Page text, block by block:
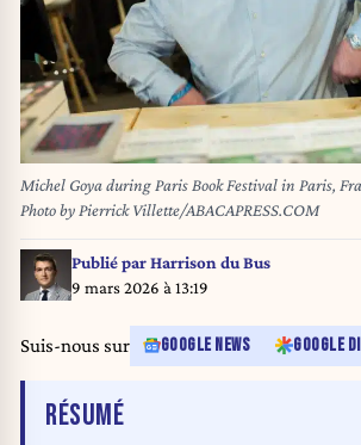
Michel Goya during Paris Book Festival in Paris,
Photo by Pierrick Villette/ABACAPRESS.COM
Publié parHarrison du Bus
9 mars 2026 à 13:19
Suis-nous sur GOOGLE NEWS GOOGLE
RÉSUMÉDE L'ARTICLE